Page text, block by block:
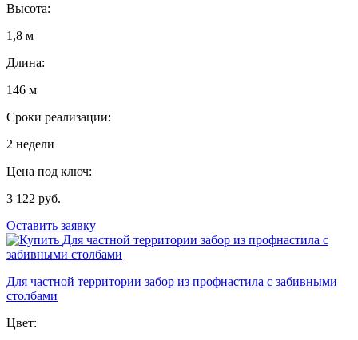
Высота:
1,8 м
Длина:
146 м
Сроки реализации:
2 недели
Цена под ключ:
3 122 руб.
Оставить заявку
Для частной территории забор из профнастила с забивными
столбами
Цвет: